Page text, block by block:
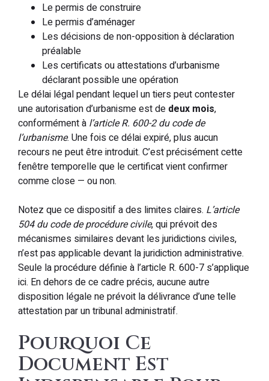
Le permis de construire
Le permis d’aménager
Les décisions de non-opposition à déclaration
préalable
Les certificats ou attestations d’urbanisme
déclarant possible une opération
Le délai légal pendant lequel un tiers peut contester
une autorisation d’urbanisme est de deux mois,
conformément à l’article R. 600-2 du code de
l’urbanisme. Une fois ce délai expiré, plus aucun
recours ne peut être introduit. C’est précisément cette
fenêtre temporelle que le certificat vient confirmer
comme close — ou non.
Notez que ce dispositif a des limites claires. L’article
504 du code de procédure civile, qui prévoit des
mécanismes similaires devant les juridictions civiles,
n’est pas applicable devant la juridiction administrative.
Seule la procédure définie à l’article R. 600-7 s’applique
ici. En dehors de ce cadre précis, aucune autre
disposition légale ne prévoit la délivrance d’une telle
attestation par un tribunal administratif.
Pourquoi Ce
Document Est